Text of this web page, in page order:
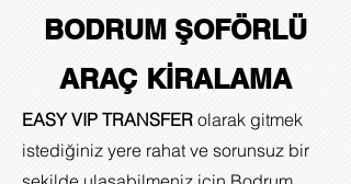
BODRUM ŞOFÖRLÜ
ARAÇ KİRALAMA
EASY VIP TRANSFER olarak gitmek
istediğiniz yere rahat ve sorunsuz bir